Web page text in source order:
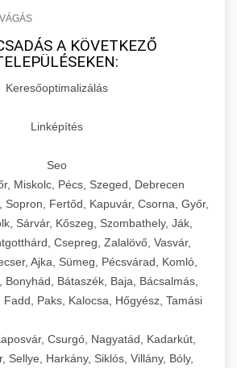
A KÖVETKEZŐ
Keresőoptimalizálás
Linképítés
Seo
Miskolc, Pécs, Szeged, Debrecen
Sopron, Fertőd, Kapuvár, Csorna, Győr,
Sárvár, Kőszeg, Szombathely, Ják,
Csepreg, Zalalövő, Vasvár,
Ajka, Sümeg, Pécsvárad, Komló,
Bonyhád, Bátaszék, Baja, Bácsalmás,
Fadd, Paks, Kalocsa, Hőgyész, Tamási
Csurgó, Nagyatád, Kadarkút,
Sellye, Harkány, Siklós, Villány, Bóly,